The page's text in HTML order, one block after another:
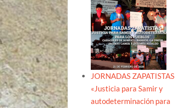
JORNADAS ZAPATISTAS
«Justicia para Samir y
autodeterminación para